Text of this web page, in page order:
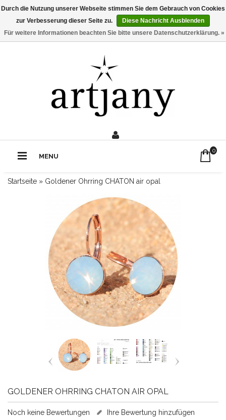
Rufe uns an:0211 - 210 310 2
MENU
0
Startseite » Goldener Ohrring CHATON air opal
GOLDENER OHRRING CHATON AIR OPAL
Noch keine Bewertungen Ihre Bewertung hinzufügen
Durch die Nutzung unserer Webseite stimmen Sie dem Gebrauch von Cookies
zur Verbesserung dieser Seite zu.
Diese Nachricht Ausblenden
Für weitere Informationen beachten Sie bitte unsere Datenschutzerklärung. »